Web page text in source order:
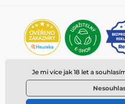
Je mi více jak 18 let a